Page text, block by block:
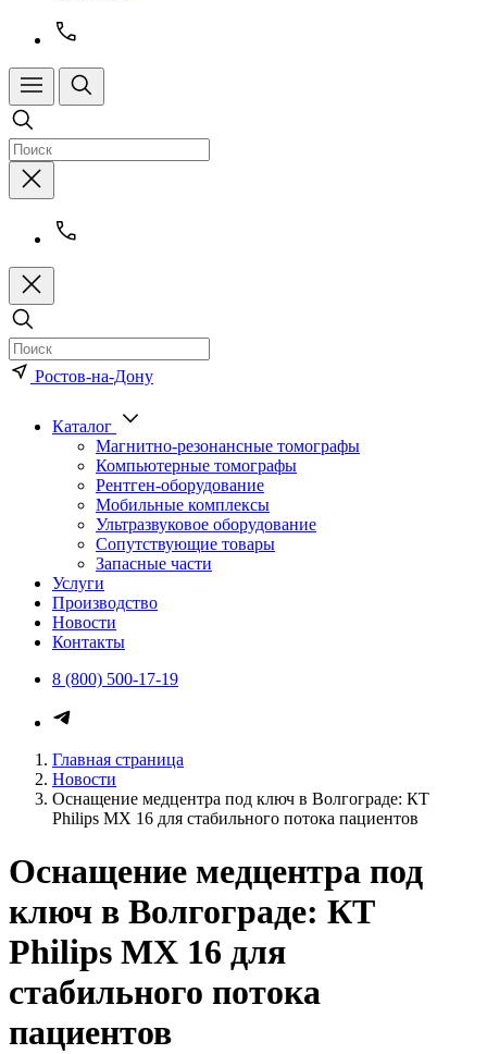
Ростов-на-Дону
Каталог
Магнитно-резонансные томографы
Компьютерные томографы
Рентген-оборудование
Мобильные комплексы
Ультразвуковое оборудование
Сопутствующие товары
Запасные части
Услуги
Производство
Новости
Контакты
8 (800) 500-17-19
Главная страница
Новости
Оснащение медцентра под ключ в Волгограде: КТ
Philips MX 16 для стабильного потока пациентов
Оснащение медцентра под
ключ в Волгограде: КТ
Philips MX 16 для
стабильного потока
пациентов